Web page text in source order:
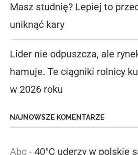
Masz studnię? Lepiej to
uniknąć kary
Lider nie odpuszcza, ale
hamuje. Te ciągniki rolnicy
w 2026 roku
NAJNOWSZE KOMENTARZE
Abc - 40°C uderzy w polskie